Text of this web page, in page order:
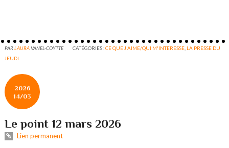
PARLAURAVANEL-COYTTE CATÉGORIES :CE QUE J'AIME/QUI M'INTERESSE LA PRESSE DU
JEUDI
2026
14/03
Le point 12 mars 2026
Lien permanent